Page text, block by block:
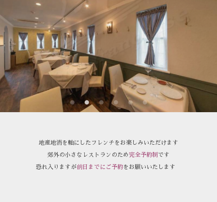
地産地消を軸にしたフレンチをお楽しみいただけます
郊外の小さなレストランのため完全予約制 です
恐れ入りますが前日までにご予約をお願いいたします